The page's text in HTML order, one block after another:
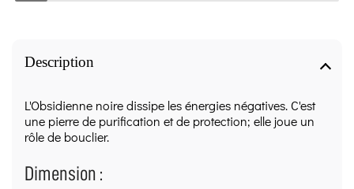
Description
L'Obsidienne noire dissipe les énergies négatives. C'est
une pierre de purification et de protection; elle joue un
rôle de bouclier.
Dimension :